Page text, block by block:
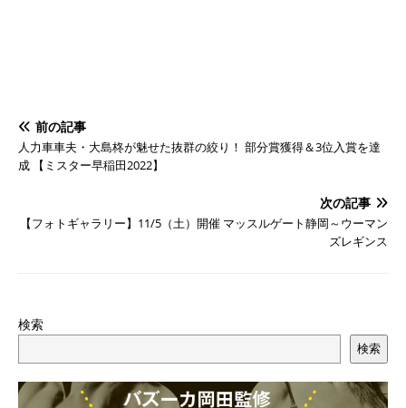
前の記事
人力車車夫・大島柊が魅せた抜群の絞り！ 部分賞獲得＆3位入賞を達
成 【ミスター早稲田2022】
次の記事
【フォトギャラリー】11/5（土）開催 マッスルゲート静岡～ウーマン
ズレギンス
検索
検索